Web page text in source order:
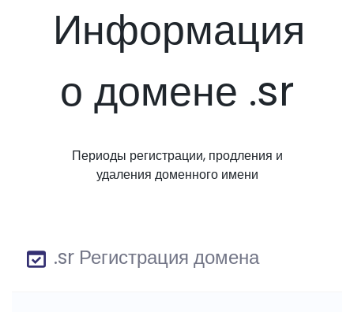
Информация
о домене .sr
Периоды регистрации, продления и
удаления доменного имени
.sr Регистрация домена